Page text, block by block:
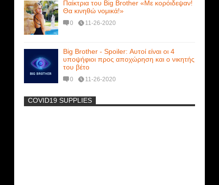
Παίκτρια του Big Brother «Με κορόιδεψαν!
Θα κινηθώ νομικά!»
0 11-26-2020
Big Brother - Spoiler: Αυτοί είναι οι 4
υποψήφιοι προς αποχώρηση και ο νικητής
του βέτο
0 11-26-2020
-
COVID19 SUPPLIES